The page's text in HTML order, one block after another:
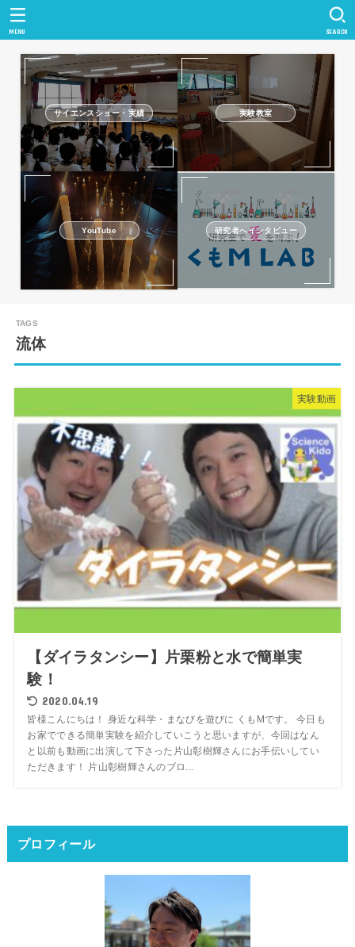
SEARCH
MENU
サイエンスショー・実績 実験教室
YouTube 研究者へインタビュー
流体
実験動画
【ダイラタンシー】片栗粉と水で簡単実
験！
2020.04.19
皆様こんにちは！ 身近な科学・まなびを遊びに くもMです。 今日も
お家でできる簡単実験を紹介していこうと思いますが、今回はなん
と以前も動画に出演して下さった片山彰樹輝さんにお手伝いしてい
ただきます！ 片山彰樹輝さんのブロ...
プロフィール